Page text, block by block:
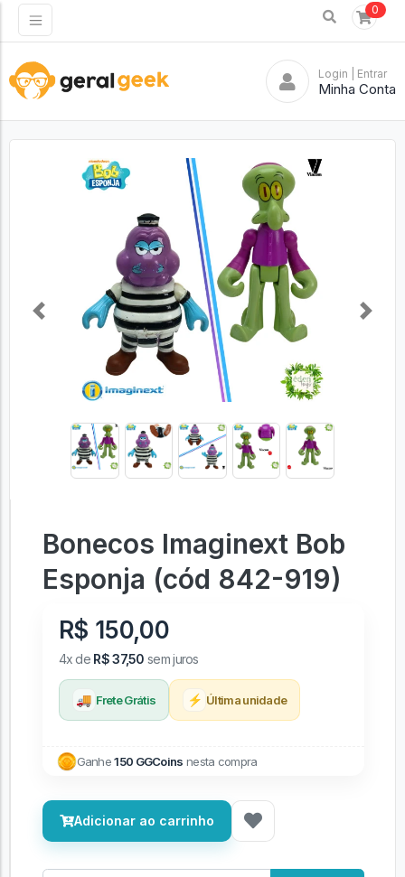
0
Login | Entrar
Minha Conta
Previous Next
Bonecos Imaginext Bob
Esponja (cód 842-919)
R$ 150,00
4x de R$ 37,50 sem juros
🚚 Frete Grátis ⚡ Última unidade
Ganhe150 GGCoins nesta compra
Adicionar ao carrinho